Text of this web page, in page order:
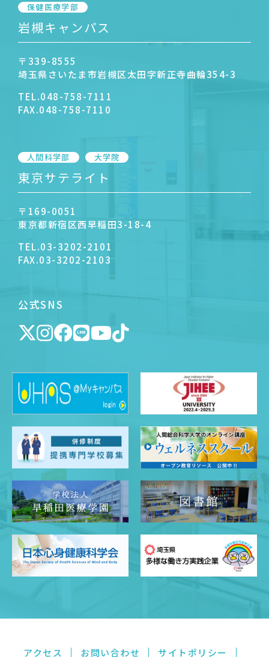
保健医療学部
岩槻キャンパス
〒339-8555
埼玉県さいたま市岩槻区太田字新正寺曲輪354-3
TEL.048-758-7111
FAX.048-758-7110
人間科学部 大学院
東京サテライト
〒169-0051
東京都新宿区西早稲田3-18-4
TEL.03-3202-2101
FAX.03-3202-2103
公式SNS
アクセス お問い合わせ サイトポリシー